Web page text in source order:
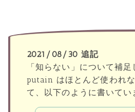
2021/08/30 追記
「知らない」について補足
putain はほとんど使われ
て、以下のように書いてい